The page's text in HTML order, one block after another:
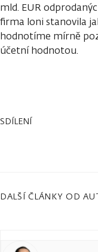
mld. EUR
firma loni stanovila
hodnotíme mírně
účetní hodnotou.
SDÍLENÍ
DALŠÍ ČLÁNKY OD